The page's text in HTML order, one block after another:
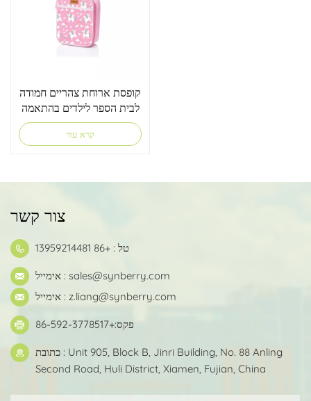
קופסת ארוחת צהריים חמודה
לבית הספר לילדים בהתאמה
אישית
קרא עוד
צור קשר
טל : +86 13959214481
אימייל : sales@synberry.com
אימייל : z.liang@synberry.com
פקס:+86-592-3778517
כתובת : Unit 905, Block B, Jinri Building, No. 88 Anling
Second Road, Huli District, Xiamen, Fujian, China